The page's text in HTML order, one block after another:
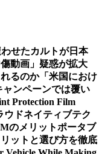
せたカルトが日本
傷動画」疑惑が拡大
るのか「米国におけ
ャンペーンでは覆い
Protection Film
ウドネイティブテク
のメリットポータブ
ットと選び方を徹底